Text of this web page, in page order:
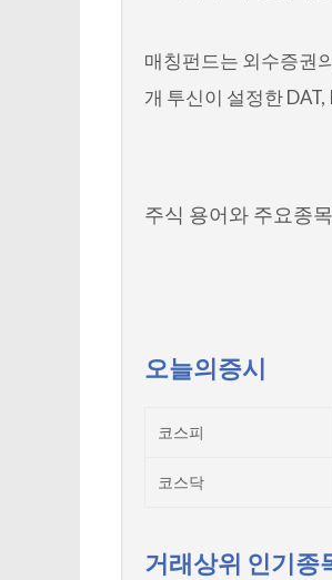
매칭펀드는 외수증권
개 투신이 설정한
주식 용어와 주요종
오늘의증시
코스피
코스닥
거래상위 인기종